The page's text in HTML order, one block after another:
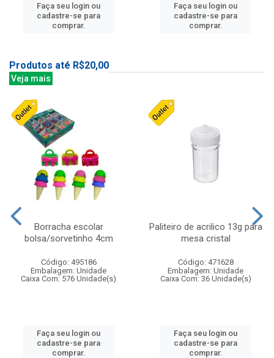
Faça seu login ou
cadastre-se para
comprar.
Faça seu login ou
cadastre-se para
comprar.
Produtos até R$20,00
Veja mais
Borracha escolar
bolsa/sorvetinho 4cm
Código: 495186
Embalagem: Unidade
Caixa Com: 576 Unidade(s)
Faça seu login ou
cadastre-se para
comprar.
Paliteiro de acrilico 13g para
mesa cristal
Código: 471628
Embalagem: Unidade
Caixa Com: 36 Unidade(s)
Faça seu login ou
cadastre-se para
comprar.